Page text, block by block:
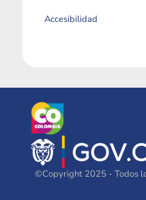
Accesibilidad
©Copyright 2025 - Todos